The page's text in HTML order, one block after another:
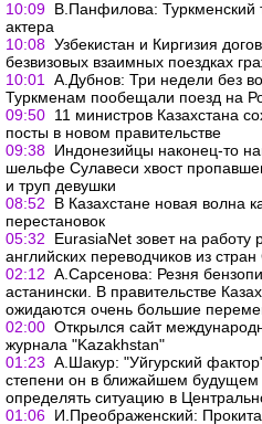
10:09 В.Панфилова: Туркменский
актера
10:08 Узбекистан и Киргизия
безвизовых взаимных поездках
10:01
А.Дубнов: Три недели без
Туркменам пообещали поезд на
09:50 11 министров Казахстана
посты в новом правительстве
09:38 Индонезийцы наконец-то
шельфе Сулавеси хвост
и труп девушки
08:52
В Казахстане новая волна
перестановок
05:32
EurasiaNet зовет на работу
английских переводчиков из
02:12 А.Сарсенова: Резня
астанински. В правительстве
ожидаются очень большие
02:00 Открылся сайт
журнала "Kazakhstan"
01:23 А.Шакур: "Уйгурский
степени он в ближайшем будущем
определять ситуацию в
01:06 И.Преображенский: